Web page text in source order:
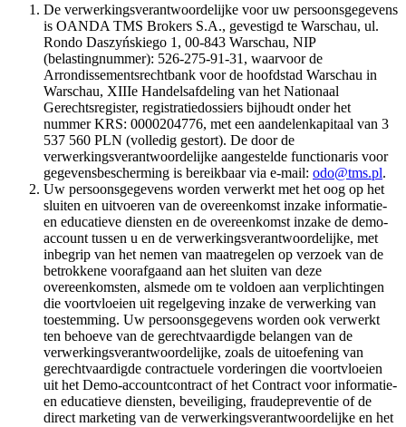
De verwerkingsverantwoordelijke voor uw persoonsgegevens
is OANDA TMS Brokers S.A., gevestigd te Warschau, ul.
Rondo Daszyńskiego 1, 00-843 Warschau, NIP
(belastingnummer): 526-275-91-31, waarvoor de
Arrondissementsrechtbank voor de hoofdstad Warschau in
Warschau, XIIIe Handelsafdeling van het Nationaal
Gerechtsregister, registratiedossiers bijhoudt onder het
nummer KRS: 0000204776, met een aandelenkapitaal van 3
537 560 PLN (volledig gestort). De door de
verwerkingsverantwoordelijke aangestelde functionaris voor
gegevensbescherming is bereikbaar via e-mail: odo@tms.pl.
Uw persoonsgegevens worden verwerkt met het oog op het
sluiten en uitvoeren van de overeenkomst inzake informatie-
en educatieve diensten en de overeenkomst inzake de demo-
account tussen u en de verwerkingsverantwoordelijke, met
inbegrip van het nemen van maatregelen op verzoek van de
betrokkene voorafgaand aan het sluiten van deze
overeenkomsten, alsmede om te voldoen aan verplichtingen
die voortvloeien uit regelgeving inzake de verwerking van
toestemming. Uw persoonsgegevens worden ook verwerkt
ten behoeve van de gerechtvaardigde belangen van de
verwerkingsverantwoordelijke, zoals de uitoefening van
gerechtvaardigde contractuele vorderingen die voortvloeien
uit het Demo-accountcontract of het Contract voor informatie-
en educatieve diensten, beveiliging, fraudepreventie of de
direct marketing van de verwerkingsverantwoordelijke en het